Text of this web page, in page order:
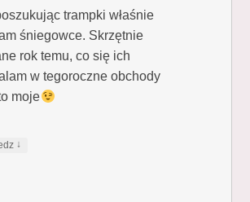
trampki właśnie
śniegowce. Skrzętnie
rok temu, co się ich
w tegoroczne obchody
moje
↓